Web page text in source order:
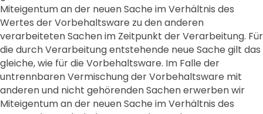
Miteigentum an der neuen Sache im Verhältnis des
Wertes der Vorbehaltsware zu den anderen
verarbeiteten Sachen im Zeitpunkt der Verarbeitung. Für
die durch Verarbeitung entstehende neue Sache gilt das
gleiche, wie für die Vorbehaltsware. Im Falle der
untrennbaren Vermischung der Vorbehaltsware mit
anderen und nicht gehörenden Sachen erwerben wir
Miteigentum an der neuen Sache im Verhältnis des